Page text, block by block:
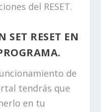
del RESET.
SET RESET EN
de
tendrás que
en tu